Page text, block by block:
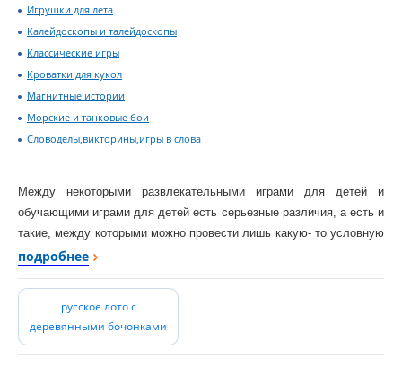
Игрушки для лета
Калейдоскопы и талейдоскопы
Классические игры
Кроватки для кукол
Магнитные истории
Морские и танковые бои
Словоделы,викторины,игры в слова
Между некоторыми развлекательными играми для детей и
обучающими играми для детей есть серьезные различия, а есть и
такие, между которыми можно провести лишь какую- то условную
границу. При этом надо учитывать то, что нет, практически, ни
ничего бы не развивала. Поэтому деление игр на
развлекательные, обучающие и развивающие порой чисто
условное.
подробнее
русское лото с
деревянными бочонками